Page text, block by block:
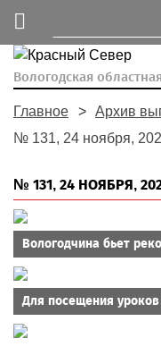
Вологодская областная
Главное
Архив
№ 131, 24 ноября,
№ 131, 24 НОЯБРЯ,
Вологодчина бьет
Для посещения уроков